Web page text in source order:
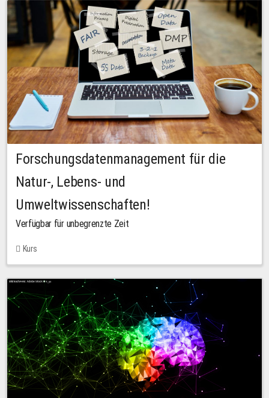
Forschungsdatenmanagement für die
Natur-, Lebens- und
Umweltwissenschaften!
Verfügbar für unbegrenzte Zeit
Kurs